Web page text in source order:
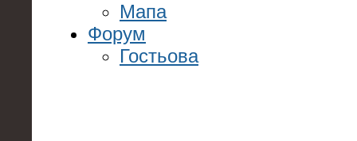
Мапа
Форум
Гостьова